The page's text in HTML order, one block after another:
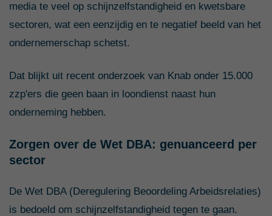
media te veel op schijnzelfstandigheid en kwetsbare
sectoren, wat een eenzijdig en te negatief beeld van het
ondernemerschap schetst.
Dat blijkt uit recent onderzoek van Knab onder 15.000
zzp'ers die geen baan in loondienst naast hun
onderneming hebben.
Zorgen over de Wet DBA: genuanceerd per
sector
De Wet DBA (Deregulering Beoordeling Arbeidsrelaties)
is bedoeld om schijnzelfstandigheid tegen te gaan.